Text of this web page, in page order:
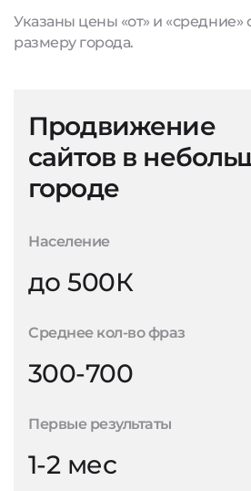
Указаны цены «от» и «средние»
размеру города.
Продвижение
сайтов в
городе
Население
до 500К
Среднее кол-во фраз
300-700
Первые результаты
1-2 мес